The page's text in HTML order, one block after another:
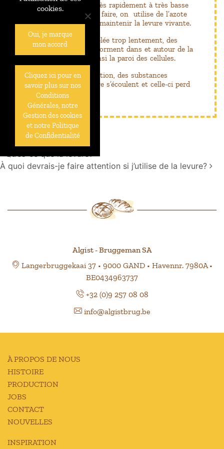
moins de procéder très rapidement à très basse
température. Pour ce faire, on utilise de l’azote
liquide (-190°C) pour maintenir la levure vivante.
Si la levure est congelée trop lentement, des
cristaux de glace se forment dans et autour de la
levure détériorant ainsi la paroi des cellules.
Pendant la décongélation, des substances
essentielles à la levure s’écoulent et celle-ci perd
ses propriétés.
Navigation
À quoi devrais-je faire attention si j’utilise de la levure?
Algist - Bruggeman SA
Langerbruggekaai 37 • 9000 GAND • Havennr. 7980A •
BE0434963737
+32 (0)9 257 08 08
info@algistbrug.be
À PROPOS DE NOUS
HISTOIRE
PRODUCTION
JOBS
CONTACT
NOUVELLES
INSPIRATION
cookies.
Oui, je marque
mon accord
Cliquez ici pour en
savoir plus sur nos
Conditions
Générales, notre
Gestion des cookies
et notre Politique
de Confidentialité